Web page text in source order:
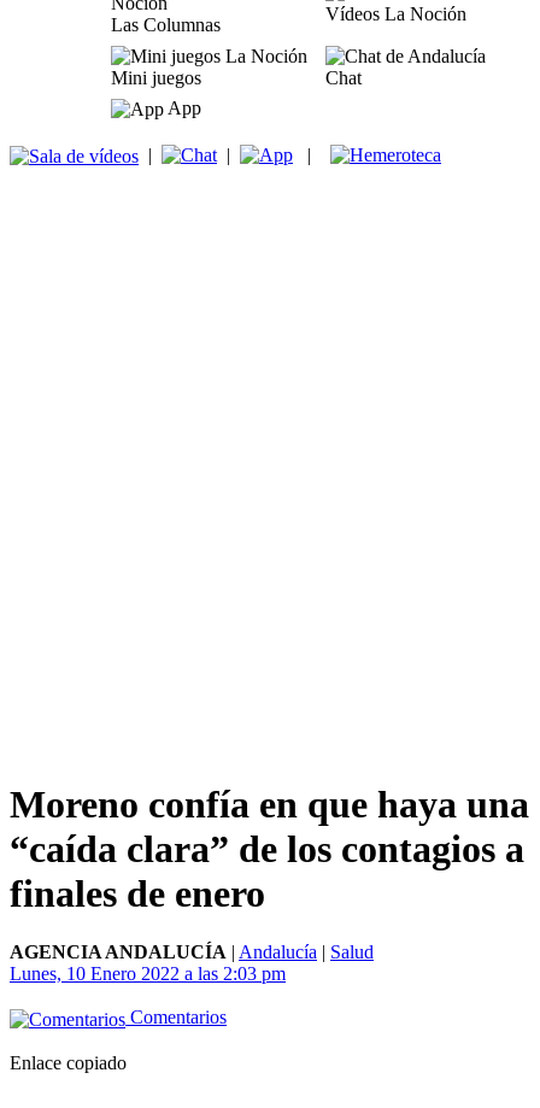
Las Columnas
Vídeos La Noción
Mini juegos
Chat
App
| | |
Moreno confía en que haya una
“caída clara” de los contagios a
finales de enero
AGENCIA ANDALUCÍA | Andalucía | Salud
Lunes, 10 Enero 2022 a las 2:03 pm
Comentarios
Enlace copiado